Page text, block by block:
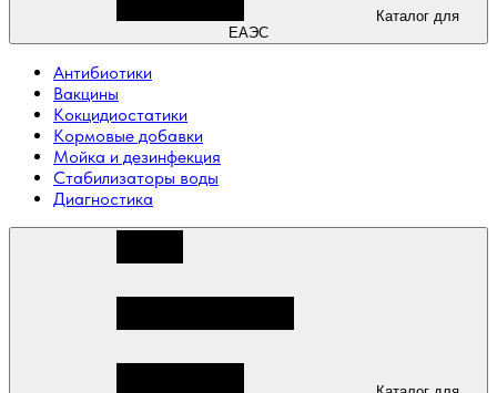
ЕАЭС
Антибиотики
Вакцины
Кокцидиостатики
Кормовые добавки
Мойка и дезинфекция
Стабилизаторы воды
Диагностика